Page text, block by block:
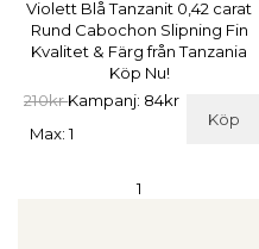
Violett Blå Tanzanit 0,42 carat
Rund Cabochon Slipning Fin
Kvalitet & Färg från Tanzania
Köp Nu!
210krKampanj: 84kr
Köp
Max: 1
1